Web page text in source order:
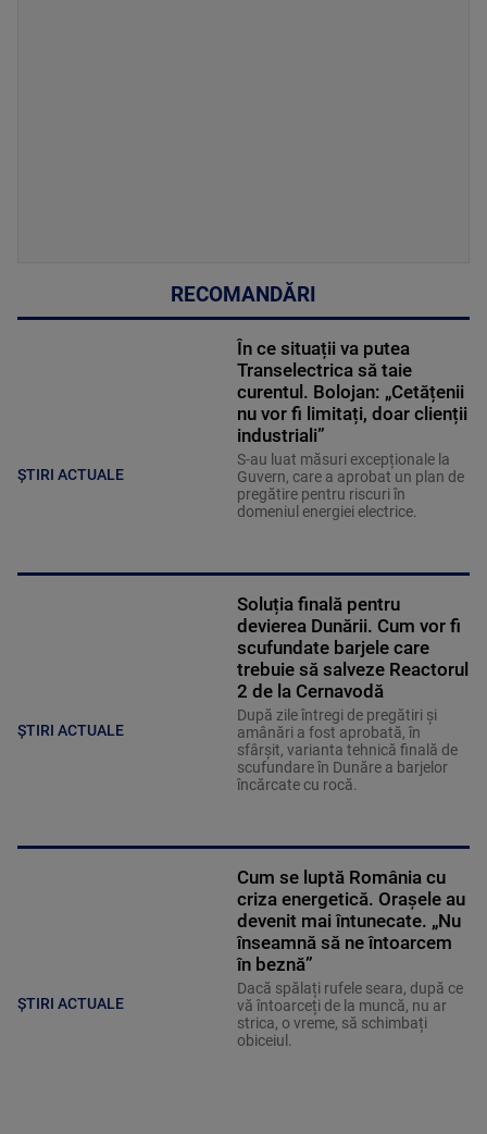
RECOMANDĂRI
ȘTIRI ACTUALE
În ce situații va putea
Transelectrica să taie
curentul. Bolojan: „Cetățenii
nu vor fi limitați, doar clienții
industriali”
S-au luat măsuri excepționale la
Guvern, care a aprobat un plan de
pregătire pentru riscuri în
domeniul energiei electrice.
ȘTIRI ACTUALE
Soluția finală pentru
devierea Dunării. Cum vor fi
scufundate barjele care
trebuie să salveze Reactorul
2 de la Cernavodă
După zile întregi de pregătiri și
amânări a fost aprobată, în
sfârșit, varianta tehnică finală de
scufundare în Dunăre a barjelor
încărcate cu rocă.
ȘTIRI ACTUALE
Cum se luptă România cu
criza energetică. Orașele au
devenit mai întunecate. „Nu
înseamnă să ne întoarcem
în beznă”
Dacă spălați rufele seara, după ce
vă întoarceți de la muncă, nu ar
strica, o vreme, să schimbați
obiceiul.